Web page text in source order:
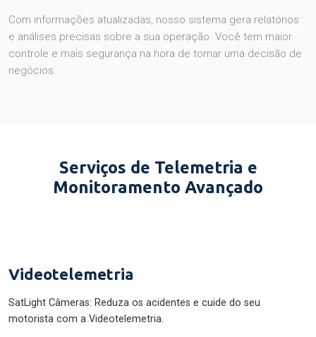
Com informações atualizadas, nosso sistema gera relatórios
e análises precisas sobre a sua operação. Você tem maior
controle e mais segurança na hora de tomar uma decisão de
negócios.
Serviços de Telemetria e
Monitoramento Avançado
Videotelemetria
SatLight Câmeras: Reduza os acidentes e cuide do seu
motorista com a Videotelemetria.